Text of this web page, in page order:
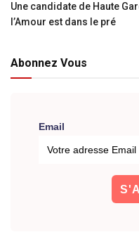
Une candidate de Haute
l’Amour est dans le pré
Abonnez Vous
Email